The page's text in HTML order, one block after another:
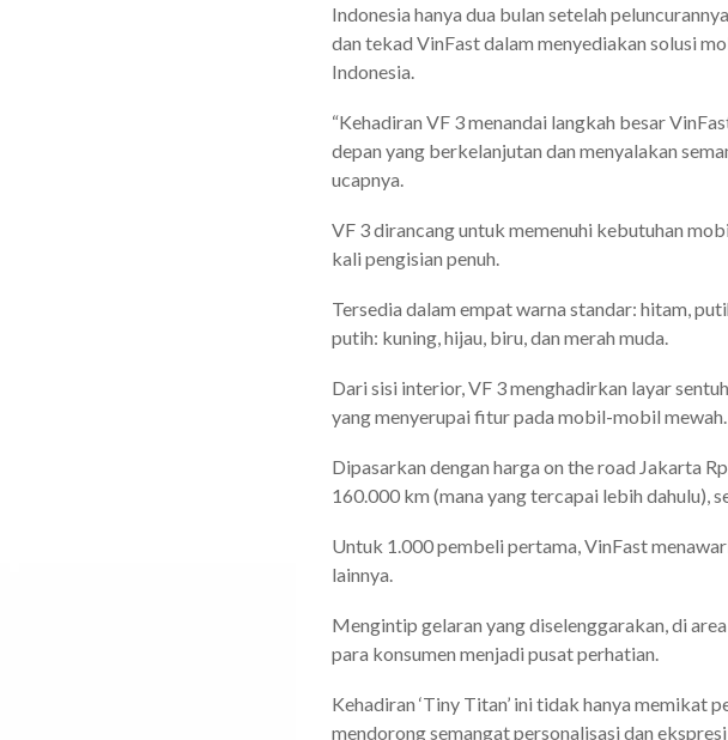
Indonesia hanya dua bulan setelah
dan tekad VinFast dalam menyediakan solusi
Indonesia.
“Kehadiran VF 3 menandai langkah besar
depan yang berkelanjutan dan menyalakan
ucapnya.
VF 3 dirancang untuk memenuhi kebutuhan
kali pengisian penuh.
Tersedia dalam empat warna standar: hitam,
putih: kuning, hijau, biru, dan merah muda.
Dari sisi interior, VF 3 menghadirkan layar
yang menyerupai fitur pada mobil-mobil mewah.
Dipasarkan dengan harga on the road Jakarta
160.000 km (mana yang tercapai lebih dahulu),
Untuk 1.000 pembeli pertama, VinFast
lainnya.
Mengintip gelaran yang diselenggarakan, di
para konsumen menjadi pusat perhatian.
Kehadiran ‘Tiny Titan’ ini tidak hanya memikat
mendorong semangat personalisasi dan